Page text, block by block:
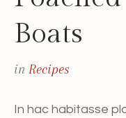
Boats
in Recipes
In hac habitasse